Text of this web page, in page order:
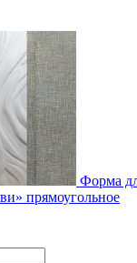
Форма
прямоугольное